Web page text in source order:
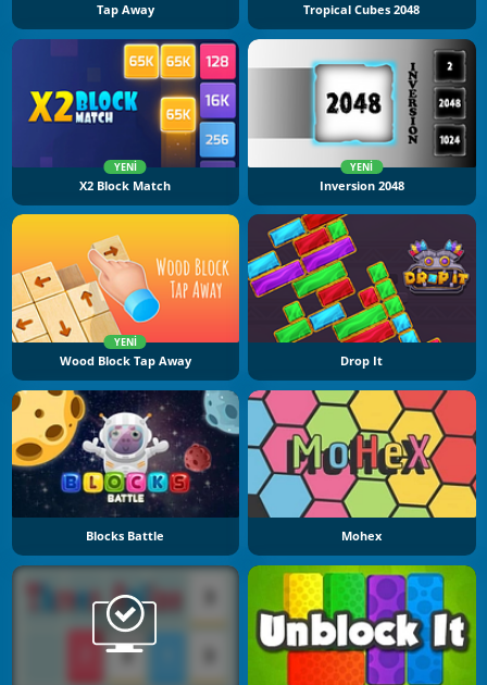
Tap Away Tropical Cubes 2048
YENI
X2 Block Match
YENI
Inversion 2048
YENI
Wood Block Tap Away Drop It
Blocks Battle Mohex